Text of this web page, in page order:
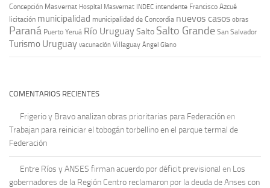
Concepción Masvernat Hospital Masvernat INDEC intendente Francisco Azcué
licitación municipalidad municipalidad de Concordia nuevos casos obras
Paraná Puerto Yeruá Río UruguaySalto Salto Grande San Salvador
Turismo Uruguay vacunación Villaguay Ángel Giano
COMENTARIOS RECIENTES
Frigerio y Bravo analizan obras prioritarias para Federación en
Trabajan para reiniciar el tobogán torbellino en el parque termal de
Federación
Entre Ríos y ANSES firman acuerdo por déficit previsional en Los
gobernadores de la Región Centro reclamaron por la deuda de Anses con